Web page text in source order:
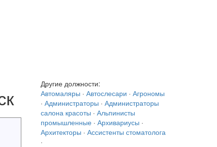
Другие должности:
Автомаляры · Автослесари · Агрономы
· Администраторы · Администраторы
салона красоты · Альпинисты
промышленные· Архивариусы ·
Архитекторы · Ассистенты стоматолога
·